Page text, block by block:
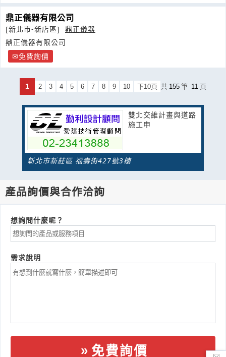
鼎正儀器有限公司
[新北市-新店區]
鼎正儀器
鼎正儀器有限公司
免費詢價
1 2 3 4 5 6 7 8 9 10 下10頁 共 155 筆 11 頁
雙北交維計畫與道路
施工申
新北市新莊區 福壽街427號3樓
產品詢價與合作洽詢
想詢問什麼呢？
需求說明
免費詢價